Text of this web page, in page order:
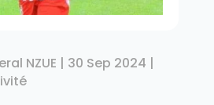
NZUE | 30 Sep 2024 |